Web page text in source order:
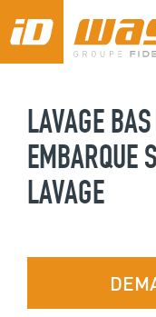
au
LAVAGE
EMBARQUE
LAVAGE